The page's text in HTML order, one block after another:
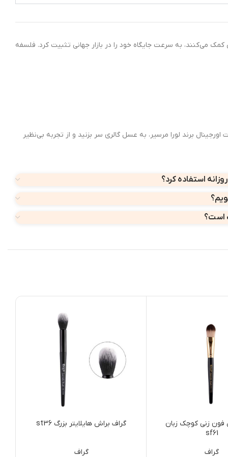
طبیعی کمک می‌کنند، به سرعت جایگاه خود را در بازار جهانی تثبیت کرد. فلسفه
برند لورا مرسیر، به عسل گالری سر بزنید و از تجربه بی‌نظیر
استفاده کرد؟
است؟
فون زنی کوچک زبان
sf61
گراف
گراف براش هایلایتر بزرگ st36
گراف